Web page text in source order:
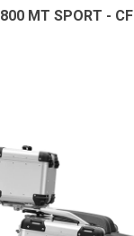
800 MT SPORT -